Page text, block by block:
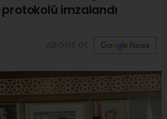
protokolü imzalandı